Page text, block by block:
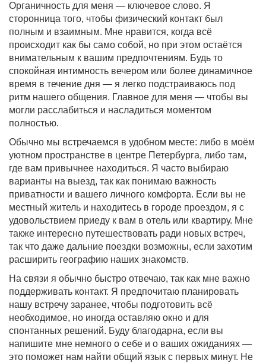
Органичность для меня — ключевое слово. Я
сторонница того, чтобы физический контакт был
полным и взаимным. Мне нравится, когда всё
происходит как бы само собой, но при этом остаётся
внимательным к вашим предпочтениям. Будь то
спокойная интимность вечером или более динамичное
время в течение дня — я легко подстраиваюсь под
ритм нашего общения. Главное для меня — чтобы вы
могли расслабиться и насладиться моментом
полностью.
Обычно мы встречаемся в удобном месте: либо в моём
уютном пространстве в центре Петербурга, либо там,
где вам привычнее находиться. Я часто выбираю
варианты на выезд, так как понимаю важность
приватности и вашего личного комфорта. Если вы не
местный житель и находитесь в городе проездом, я с
удовольствием приеду к вам в отель или квартиру. Мне
также интересно путешествовать ради новых встреч,
так что даже дальние поездки возможны, если захотим
расширить географию наших знакомств.
На связи я обычно быстро отвечаю, так как мне важно
поддерживать контакт. Я предпочитаю планировать
нашу встречу заранее, чтобы подготовить всё
необходимое, но иногда оставляю окно и для
спонтанных решений. Буду благодарна, если вы
напишите мне немного о себе и о ваших ожиданиях —
это поможет нам найти общий язык с первых минут. Не